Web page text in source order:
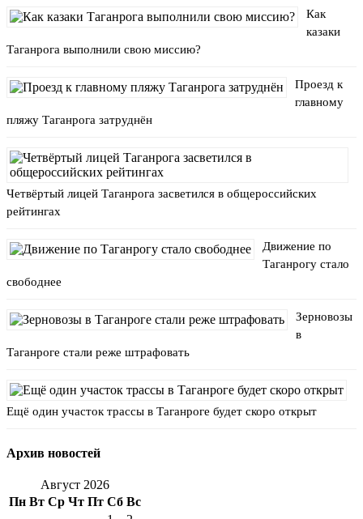
Как
казаки
Таганрога выполнили свою миссию?
Проезд к
главному
пляжу Таганрога затруднён
Четвёртый лицей Таганрога засветился в общероссийских
рейтингах
Движение по
Таганрогу стало
свободнее
Зерновозы
в
Таганроге стали реже штрафовать
Ещё один участок трассы в Таганроге будет скоро открыт
Архив новостей
Август 2026
Пн Вт Ср Чт Пт Сб Вс